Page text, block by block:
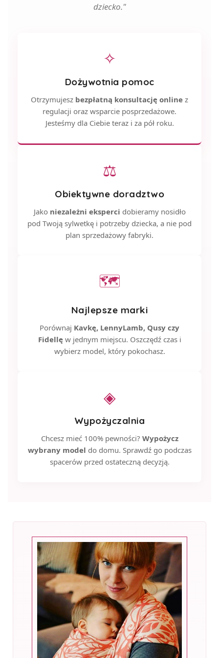
dziecko."
✧
Dożywotnia pomoc
Otrzymujesz bezpłatną konsultację online z
regulacji oraz wsparcie posprzedażowe.
Jesteśmy dla Ciebie teraz i za pół roku.
⚖
Obiektywne doradztwo
Jako niezależni eksperci dobieramy nosidło
pod Twoją sylwetkę i potrzeby dziecka, a nie pod
plan sprzedażowy fabryki.
🗺
Najlepsze marki
Porównaj Kavkę, LennyLamb, Qusy czy
Fidellęw jednym miejscu. Oszczędź czas i
wybierz model, który pokochasz.
◈
Wypożyczalnia
Chcesz mieć 100% pewności? Wypożycz
wybrany model do domu. Sprawdź go podczas
spacerów przed ostateczną decyzją.